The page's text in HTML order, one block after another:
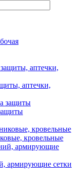
аптечки,
кровельные
армирующие сетки